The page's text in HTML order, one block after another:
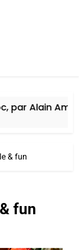
Alain Amiel
& fun
fun